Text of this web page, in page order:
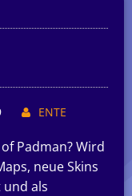
ENTE
Padman? Wird
neue Skins
als